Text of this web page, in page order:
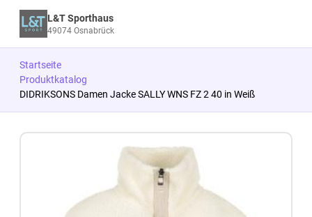
L&T Sporthaus
49074 Osnabrück
Startseite
Produktkatalog
DIDRIKSONS Damen Jacke SALLY WNS FZ 2 40 in Weiß